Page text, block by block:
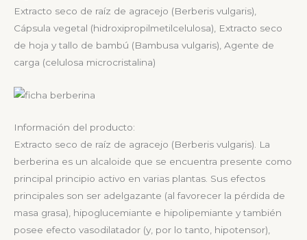
Extracto seco de raíz de agracejo (Berberis vulgaris),
Cápsula vegetal (hidroxipropilmetilcelulosa), Extracto seco
de hoja y tallo de bambú (Bambusa vulgaris), Agente de
carga (celulosa microcristalina)
Información del producto:
Extracto seco de raíz de agracejo (Berberis vulgaris). La
berberina es un alcaloide que se encuentra presente como
principal principio activo en varias plantas. Sus efectos
principales son ser adelgazante (al favorecer la pérdida de
masa grasa), hipoglucemiante e hipolipemiante y también
posee efecto vasodilatador (y, por lo tanto, hipotensor),